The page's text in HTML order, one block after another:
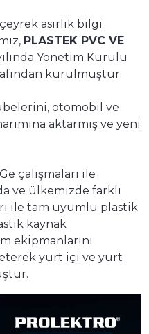
asırlık bilgi
PLASTEK PVC VE
Yönetim Kurulu
kurulmuştur.
otomobil ve
aktarmış ve yeni
çalışmaları ile
ve ülkemizde farklı
ile tam uyumlu plastik
kaynak
ekipmanlarını
yurt içi ve yurt